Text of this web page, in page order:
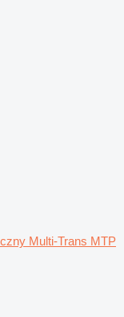
Multi-Trans MTP